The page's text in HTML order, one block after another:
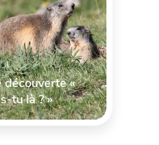
découverte «
tu là ? »